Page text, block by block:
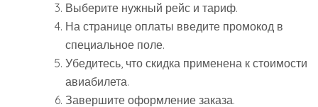
Выберите нужный рейс и тариф.
На странице оплаты введите промокод в
специальное поле.
Убедитесь, что скидка применена к стоимости
авиабилета.
Завершите оформление заказа.